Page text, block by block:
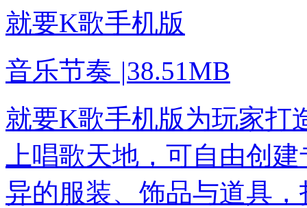
就要K歌手机版
音乐节奏 |38.51MB
就要K歌手机版为玩家打
上唱歌天地，可自由创
异的服装、饰品与道具